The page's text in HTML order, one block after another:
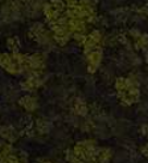
Bank